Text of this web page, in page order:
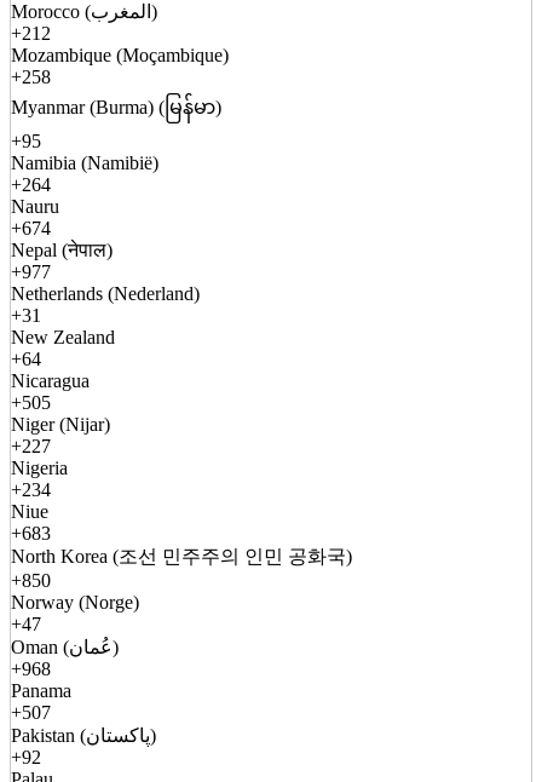
Morocco (المغرب)
+212
Mozambique (Moçambique)
+258
Myanmar (Burma) (မြန်မာ)
+95
Namibia (Namibië)
+264
Nauru
+674
Nepal (नेपाल)
+977
Netherlands (Nederland)
+31
New Zealand
+64
Nicaragua
+505
Niger (Nijar)
+227
Nigeria
+234
Niue
+683
North Korea (조선 민주주의 인민 공화국)
+850
Norway (Norge)
+47
Oman (عُمان)
+968
Panama
+507
Pakistan (پاکستان)
+92